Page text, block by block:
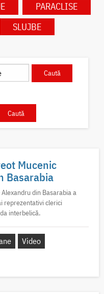
PARACLISE
SLUJBE
Mucenic
Basarabia
din Basarabia a
reprezentativi clerici
interbelică.
Video